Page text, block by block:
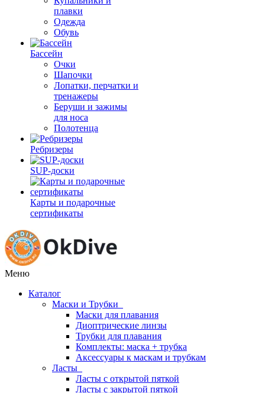
плавки
Одежда
Обувь
Бассейн
Очки
Шапочки
Лопатки, перчатки и
тренажеры
Беруши и зажимы
для носа
Полотенца
Ребризеры
SUP-доски
Карты и подарочные
сертификаты
Меню
Каталог
Маски и Трубки
Маски для плавания
Диоптрические линзы
Трубки для плавания
Комплекты: маска + трубка
Аксессуары к маскам и трубкам
Ласты
Ласты с открытой пяткой
Ласты с закрытой пяткой